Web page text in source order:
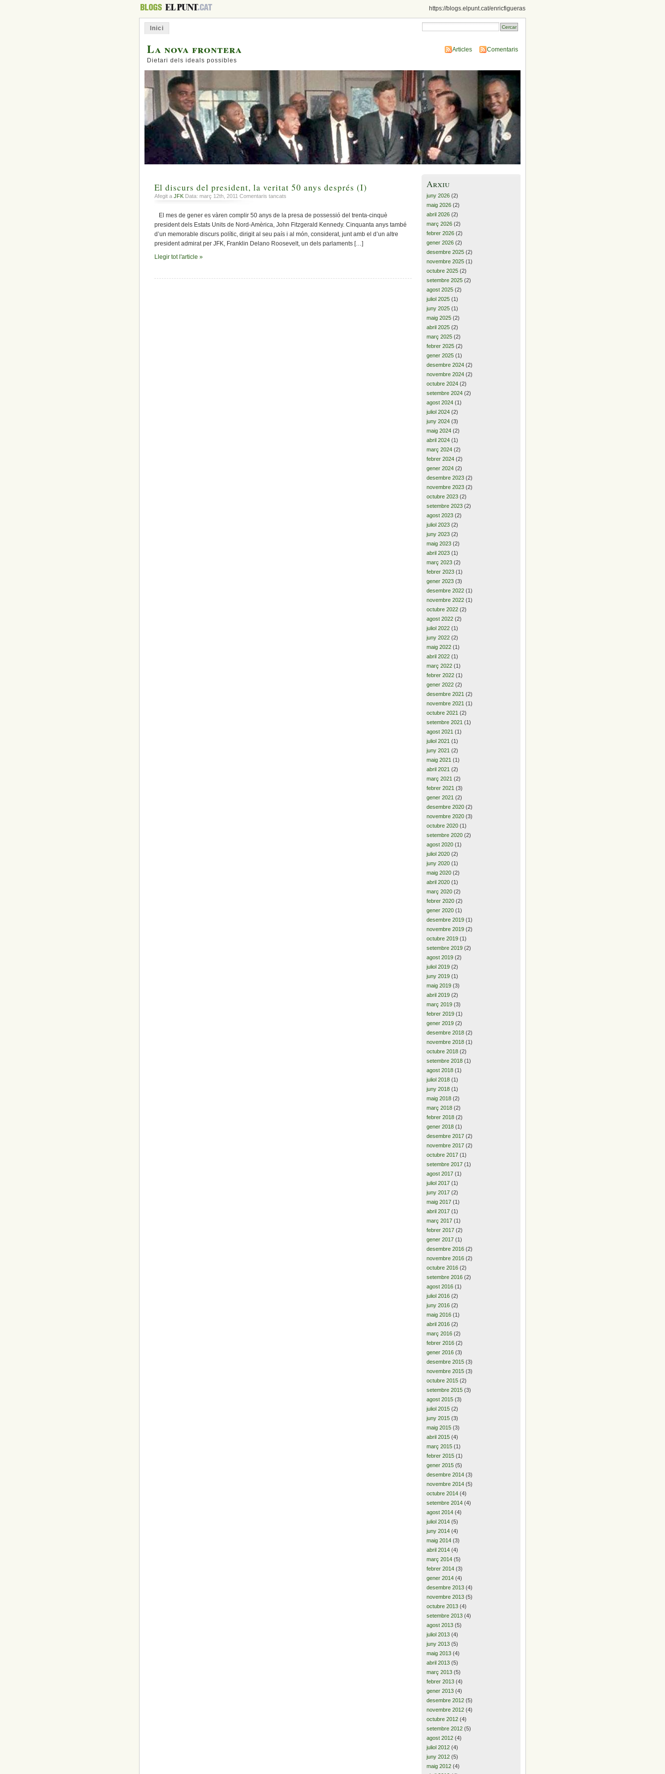
https://blogs.elpunt.cat/enricfigueras
Inici
La nova frontera
Dietari dels ideals possibles
Articles Comentaris
El discurs del president, la veritat 50 anys després (I)
Afegit a JFK Data: març 12th, 2011 Comentaris tancats
president,
la
veritat
(I)
El mes de gener es vàren complir 50 anys de la presa de possessió del trenta-cinquè
president dels Estats Units de Nord-Amèrica, John Fitzgerald Kennedy. Cinquanta anys també
d’un memorable discurs polític, dirigit al seu país i al món, considerat, junt amb el d’un altre
president admirat per JFK, Franklin Delano Roosevelt, un dels parlaments […]
Llegir tot l'article »
Arxiu
juny 2026 (2)
maig 2026 (2)
abril 2026 (2)
març 2026 (2)
febrer 2026 (2)
gener 2026 (2)
desembre 2025 (2)
novembre 2025 (1)
octubre 2025 (2)
setembre 2025 (2)
agost 2025 (2)
juliol 2025 (1)
juny 2025 (1)
maig 2025 (2)
abril 2025 (2)
març 2025 (2)
febrer 2025 (2)
gener 2025 (1)
desembre 2024 (2)
novembre 2024 (2)
octubre 2024 (2)
setembre 2024 (2)
agost 2024 (1)
juliol 2024 (2)
juny 2024 (3)
maig 2024 (2)
abril 2024 (1)
març 2024 (2)
febrer 2024 (2)
gener 2024 (2)
desembre 2023 (2)
novembre 2023 (2)
octubre 2023 (2)
setembre 2023 (2)
agost 2023 (2)
juliol 2023 (2)
juny 2023 (2)
maig 2023 (2)
abril 2023 (1)
març 2023 (2)
febrer 2023 (1)
gener 2023 (3)
desembre 2022 (1)
novembre 2022 (1)
octubre 2022 (2)
agost 2022 (2)
juliol 2022 (1)
juny 2022 (2)
maig 2022 (1)
abril 2022 (1)
març 2022 (1)
febrer 2022 (1)
gener 2022 (2)
desembre 2021 (2)
novembre 2021 (1)
octubre 2021 (2)
setembre 2021 (1)
agost 2021 (1)
juliol 2021 (1)
juny 2021 (2)
maig 2021 (1)
abril 2021 (2)
març 2021 (2)
febrer 2021 (3)
gener 2021 (2)
desembre 2020 (2)
novembre 2020 (3)
octubre 2020 (1)
setembre 2020 (2)
agost 2020 (1)
juliol 2020 (2)
juny 2020 (1)
maig 2020 (2)
abril 2020 (1)
març 2020 (2)
febrer 2020 (2)
gener 2020 (1)
desembre 2019 (1)
novembre 2019 (2)
octubre 2019 (1)
setembre 2019 (2)
agost 2019 (2)
juliol 2019 (2)
juny 2019 (1)
maig 2019 (3)
abril 2019 (2)
març 2019 (3)
febrer 2019 (1)
gener 2019 (2)
desembre 2018 (2)
novembre 2018 (1)
octubre 2018 (2)
setembre 2018 (1)
agost 2018 (1)
juliol 2018 (1)
juny 2018 (1)
maig 2018 (2)
març 2018 (2)
febrer 2018 (2)
gener 2018 (1)
desembre 2017 (2)
novembre 2017 (2)
octubre 2017 (1)
setembre 2017 (1)
agost 2017 (1)
juliol 2017 (1)
juny 2017 (2)
maig 2017 (1)
abril 2017 (1)
març 2017 (1)
febrer 2017 (2)
gener 2017 (1)
desembre 2016 (2)
novembre 2016 (2)
octubre 2016 (2)
setembre 2016 (2)
agost 2016 (1)
juliol 2016 (2)
juny 2016 (2)
maig 2016 (1)
abril 2016 (2)
març 2016 (2)
febrer 2016 (2)
gener 2016 (3)
desembre 2015 (3)
novembre 2015 (3)
octubre 2015 (2)
setembre 2015 (3)
agost 2015 (3)
juliol 2015 (2)
juny 2015 (3)
maig 2015 (3)
abril 2015 (4)
març 2015 (1)
febrer 2015 (1)
gener 2015 (5)
desembre 2014 (3)
novembre 2014 (5)
octubre 2014 (4)
setembre 2014 (4)
agost 2014 (4)
juliol 2014 (5)
juny 2014 (4)
maig 2014 (3)
abril 2014 (4)
març 2014 (5)
febrer 2014 (3)
gener 2014 (4)
desembre 2013 (4)
novembre 2013 (5)
octubre 2013 (4)
setembre 2013 (4)
agost 2013 (5)
juliol 2013 (4)
juny 2013 (5)
maig 2013 (4)
abril 2013 (5)
març 2013 (5)
febrer 2013 (4)
gener 2013 (4)
desembre 2012 (5)
novembre 2012 (4)
octubre 2012 (4)
setembre 2012 (5)
agost 2012 (4)
juliol 2012 (4)
juny 2012 (5)
maig 2012 (4)